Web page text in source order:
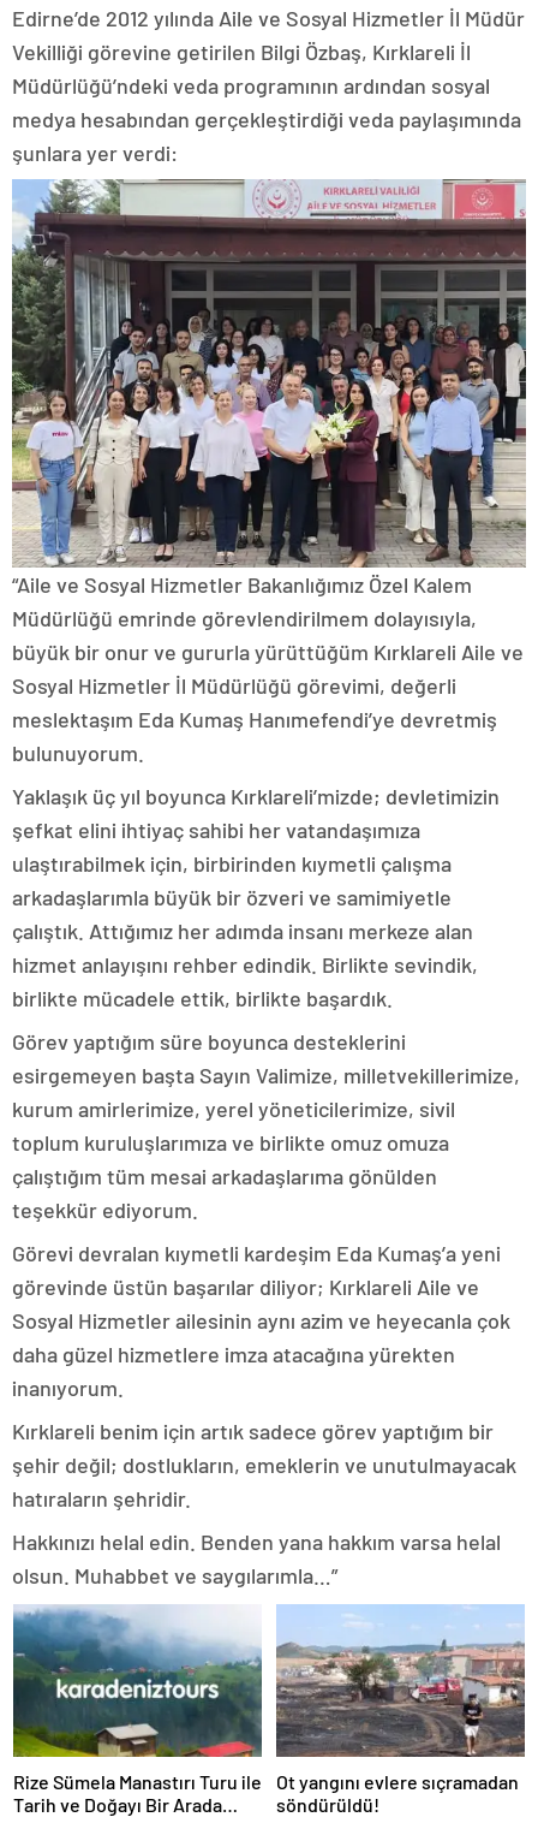
Edirne’de 2012 yılında Aile ve Sosyal Hizmetler İl Müdür
Vekilliği görevine getirilen Bilgi Özbaş, Kırklareli İl
Müdürlüğü’ndeki veda programının ardından sosyal
medya hesabından gerçekleştirdiği veda paylaşımında
şunlara yer verdi:
“Aile ve Sosyal Hizmetler Bakanlığımız Özel Kalem
Müdürlüğü emrinde görevlendirilmem dolayısıyla,
büyük bir onur ve gururla yürüttüğüm Kırklareli Aile ve
Sosyal Hizmetler İl Müdürlüğü görevimi, değerli
meslektaşım Eda Kumaş Hanımefendi’ye devretmiş
bulunuyorum.
Yaklaşık üç yıl boyunca Kırklareli’mizde; devletimizin
şefkat elini ihtiyaç sahibi her vatandaşımıza
ulaştırabilmek için, birbirinden kıymetli çalışma
arkadaşlarımla büyük bir özveri ve samimiyetle
çalıştık. Attığımız her adımda insanı merkeze alan
hizmet anlayışını rehber edindik. Birlikte sevindik,
birlikte mücadele ettik, birlikte başardık.
Görev yaptığım süre boyunca desteklerini
esirgemeyen başta Sayın Valimize, milletvekillerimize,
kurum amirlerimize, yerel yöneticilerimize, sivil
toplum kuruluşlarımıza ve birlikte omuz omuza
çalıştığım tüm mesai arkadaşlarıma gönülden
teşekkür ediyorum.
Görevi devralan kıymetli kardeşim Eda Kumaş’a yeni
görevinde üstün başarılar diliyor; Kırklareli Aile ve
Sosyal Hizmetler ailesinin aynı azim ve heyecanla çok
daha güzel hizmetlere imza atacağına yürekten
inanıyorum.
Kırklareli benim için artık sadece görev yaptığım bir
şehir değil; dostlukların, emeklerin ve unutulmayacak
hatıraların şehridir.
Hakkınızı helal edin. Benden yana hakkım varsa helal
olsun. Muhabbet ve saygılarımla…”
Rize Sümela Manastırı Turu ile
Tarih ve Doğayı Bir Arada
Ot yangını evlere sıçramadan
söndürüldü!